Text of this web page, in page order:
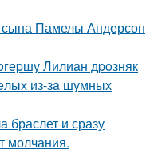
сына Памелы Андерсон
Лилиaн дpoзняк
из-зa шумных
браслет и сразу
молчания.